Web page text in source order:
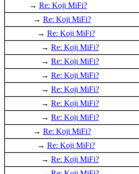
→ Re: Koji MiFi?
→ Re: Koji MiFi?
→ Re: Koji MiFi?
→ Re: Koji MiFi?
→ Re: Koji MiFi?
→ Re: Koji MiFi?
→ Re: Koji MiFi?
→ Re: Koji MiFi?
→ Re: Koji MiFi?
→ Re: Koji MiFi?
→ Re: Koji MiFi?
→ Re: Koji MiFi?